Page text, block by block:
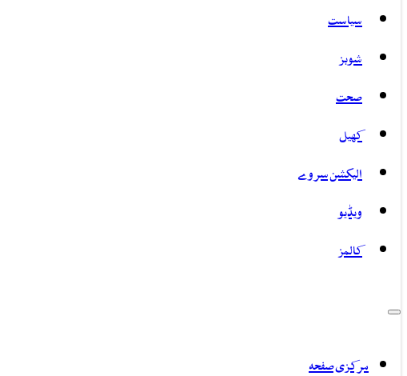
سیاست
شوبز
صحت
کھیل
الیکشن سروے
ویڈیو
کالمز
مرکزی صفحہ